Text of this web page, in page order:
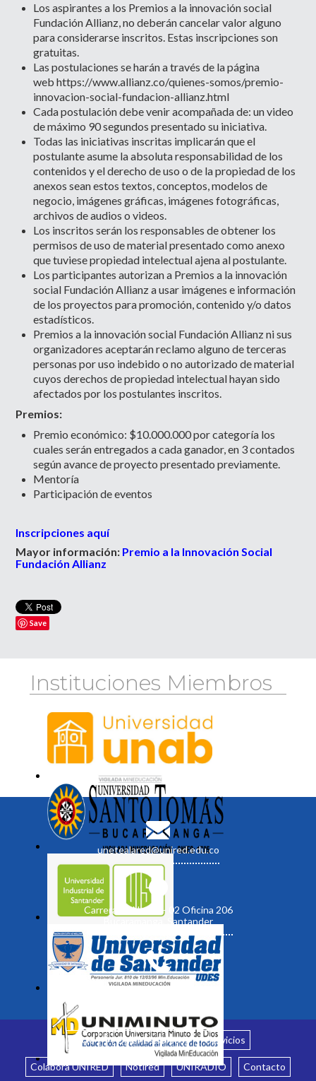
Los aspirantes a los Premios a la innovación social
Fundación Allianz, no deberán cancelar valor alguno
para considerarse inscritos. Estas inscripciones son
gratuitas.
Las postulaciones se harán a través de la página
webhttps://www.allianz.co/quienes-somos/premio-
innovacion-social-fundacion-allianz.html
Cada postulación debe venir acompañada de: un video
de máximo 90 segundos presentado su iniciativa.
Todas las iniciativas inscritas implicarán que el
postulante asume la absoluta responsabilidad de los
contenidos y el derecho de uso o de la propiedad de los
anexos sean estos textos, conceptos, modelos de
negocio, imágenes gráficas, imágenes fotográficas,
archivos de audios o videos.
Los inscritos serán los responsables de obtener los
permisos de uso de material presentado como anexo
que tuviese propiedad intelectual ajena al postulante.
Los participantes autorizan a Premios a la innovación
social Fundación Allianz a usar imágenes e información
de los proyectos para promoción, contenido y/o datos
estadísticos.
Premios a la innovación social Fundación Allianz ni sus
organizadores aceptarán reclamo alguno de terceras
personas por uso indebido o no autorizado de material
cuyos derechos de propiedad intelectual hayan sido
afectados por los postulantes inscritos.
Premios:
Premio económico: $10.000.000 por categoría los
cuales serán entregados a cada ganador, en 3 contados
según avance de proyecto presentado previamente.
Mentoría
Participación de eventos
Inscripciones aquí
Mayor información: Premio a la Innovación Social
Fundación Allianz
Save
Instituciones Miembros
unetealared@unired.edu.co
Carrera 19 No. 35 - 02 Oficina 206
Bucaramanga, Santander
Inicio ¿Quiénes somos? Servicios
Colabora UNIRED Notired UNIRADIO Contacto